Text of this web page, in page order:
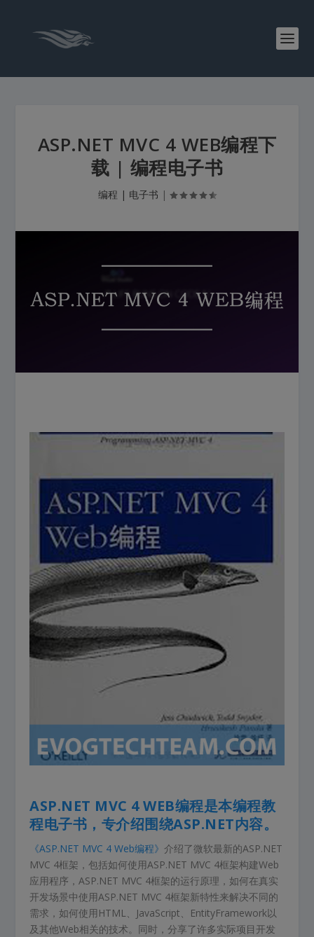
ASP.NET MVC 4 WEB编程下
载 | 编程电子书
编程 | 电子书 |
ASP.NET MVC 4 WEB编程是本编程教
程电子书，专介绍围绕ASP.NET内容。
《ASP.NET MVC 4 Web编程》 介绍了微软最新的ASP.NET
MVC 4框架，包括如何使用ASP.NET MVC 4框架构建Web
应用程序，ASP.NET MVC 4框架的运行原理，如何在真实
开发场景中使用ASP.NET MVC 4框架新特性来解决不同的
需求，如何使用HTML、JavaScript、EntityFramework以
及其他Web相关的技术。同时，分享了许多实际项目开发